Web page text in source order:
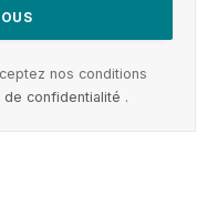
nos conditions
confidentialité .